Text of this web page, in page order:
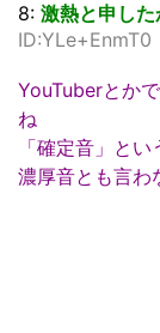
8: 激熱と申した
ID:YLe+EnmT0
YouTuberとか
ね
「確定音」と
濃厚音とも言わ